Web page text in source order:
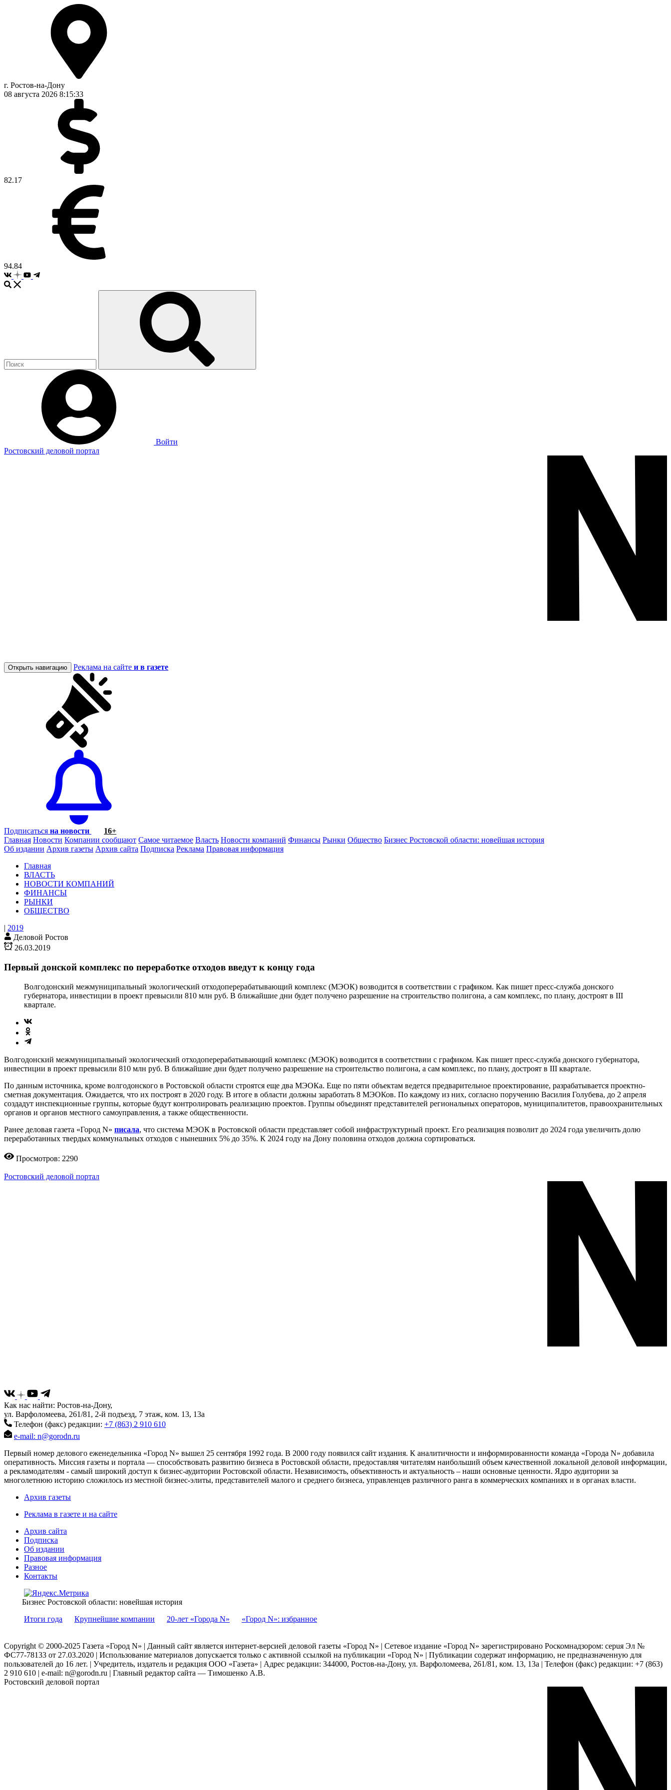
г. Ростов-на-Дону
08 августа 2026 8:15:34
82.17
94.84
Войти
Ростовский деловой портал
Открыть навигацию Реклама на сайте и в газете
Подписаться на новости
16+
Главная Новости Компании сообщают Самое читаемое Власть Новости компаний Финансы Рынки Общество Бизнес Ростовской области: новейшая история
Об издании Архив газеты Архив сайта Подписка Реклама Правовая информация
Главная
ВЛАСТЬ
НОВОСТИ КОМПАНИЙ
ФИНАНСЫ
РЫНКИ
ОБЩЕСТВО
| 2019
Деловой Ростов
26.03.2019
Первый донской комплекс по переработке отходов введут к концу года
Волгодонский межмуниципальный экологический отходоперерабатывающий комплекс (МЭОК) возводится в соответствии с графиком. Как пишет пресс-служба донского
губернатора, инвестиции в проект превысили 810 млн руб. В ближайшие дни будет получено разрешение на строительство полигона, а сам комплекс, по плану, достроят в III
квартале.
Волгодонский межмуниципальный экологический отходоперерабатывающий комплекс (МЭОК) возводится в соответствии с графиком. Как пишет пресс-служба донского губернатора,
инвестиции в проект превысили 810 млн руб. В ближайшие дни будет получено разрешение на строительство полигона, а сам комплекс, по плану, достроят в III квартале.
По данным источника, кроме волгодонского в Ростовской области строятся еще два МЭОКа. Еще по пяти объектам ведется предварительное проектирование, разрабатывается проектно-
сметная документация. Ожидается, что их построят в 2020 году. В итоге в области должны заработать 8 МЭОКов. По каждому из них, согласно поручению Василия Голубева, до 2 апреля
создадут инспекционные группы, которые будут контролировать реализацию проектов. Группы объединят представителей региональных операторов, муниципалитетов, правоохранительных
органов и органов местного самоуправления, а также общественности.
Ранее деловая газета «Город N» писала, что система МЭОК в Ростовской области представляет собой инфраструктурный проект. Его реализация позволит до 2024 года увеличить долю
переработанных твердых коммунальных отходов с нынешних 5% до 35%. К 2024 году на Дону половина отходов должна сортироваться.
Просмотров: 2290
Ростовский деловой портал
Как нас найти: Ростов-на-Дону,
ул. Варфоломеева, 261/81, 2-й подъезд, 7 этаж, ком. 13, 13а
Телефон (факс) редакции: +7 (863) 2 910 610
e-mail: n@gorodn.ru
Первый номер делового еженедельника «Город N» вышел 25 сентября 1992 года. В 2000 году появился сайт издания. К аналитичности и информированности команда «Города N» добавила
оперативность. Миссия газеты и портала — способствовать развитию бизнеса в Ростовской области, предоставляя читателям наибольший объем качественной локальной деловой информации,
а рекламодателям - самый широкий доступ к бизнес-аудитории Ростовской области. Независимость, объективность и актуальность – наши основные ценности. Ядро аудитории за
многолетнюю историю сложилось из местной бизнес-элиты, представителей малого и среднего бизнеса, управленцев различного ранга в коммерческих компаниях и в органах власти.
Архив газеты
Реклама в газете и на сайте
Архив сайта
Подписка
Об издании
Правовая информация
Разное
Контакты
Бизнес Ростовской области: новейшая история
Итоги года
Крупнейшие компании 20-лет «Города N» «Город N»: избранное
Copyright © 2000-2025 Газета «Город N» | Данный сайт является интернет-версией деловой газеты «Город N» | Сетевое издание «Город N» зарегистрировано Роскомнадзором: серuя Эл №
ФС77-78133 от 27.03.2020 | Использование материалов допускается только с активной ссылкой на публикации «Город N» | Публикации содержат информацию, не предназначенную для
пользователей до 16 лет. | Учредитель, издатель и редакция ООО «Газета» | Адрес редакции: 344000, Ростов-на-Дону, ул. Варфоломеева, 261/81, ком. 13, 13а | Телефон (факс) редакции: +7 (863)
2 910 610 | e-mail: n@gorodn.ru | Главный редактор сайта — Тимошенко А.В.
Ростовский деловой портал